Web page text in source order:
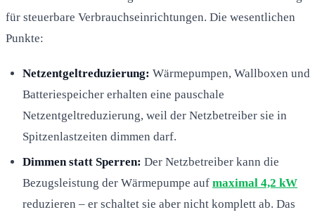
für steuerbare Verbrauchseinrichtungen. Die wesentlichen
Punkte:
Netzentgeltreduzierung: Wärmepumpen, Wallboxen und
Batteriespeicher erhalten eine pauschale
Netzentgeltreduzierung, weil der Netzbetreiber sie in
Spitzenlastzeiten dimmen darf.
Dimmen statt Sperren: Der Netzbetreiber kann die
Bezugsleistung der Wärmepumpe auf maximal 4,2 kW
reduzieren – er schaltet sie aber nicht komplett ab. Das